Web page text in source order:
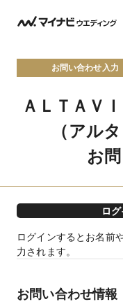
お問い合わせ入力
ＡＬＴＡＶ
（アル
お
ロ
ログインするとお名前
力されます。
お問い合わせ情報